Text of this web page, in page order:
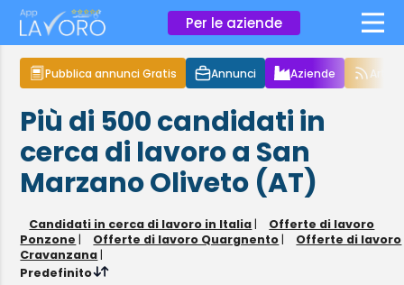
Per le aziende ×
Pubblica annunci Gratis Annunci Aziende
Più di 500candidati in
cerca di lavoroa San
Marzano Oliveto (AT)
Candidati in cerca di lavoro in Italia |
Offerte di lavoro
Ponzone | Offerte di lavoro Quargnento |
Offerte di lavoro
Cravanzana |
Predefinito